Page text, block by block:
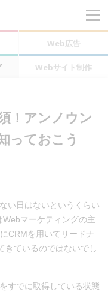
Web広告
Webサイト制作
！アンノウン
っておこう
い日はないというくらい
マーケティングの主
CRMを用いてリードナ
きているのではないでし
すでに取得している状態